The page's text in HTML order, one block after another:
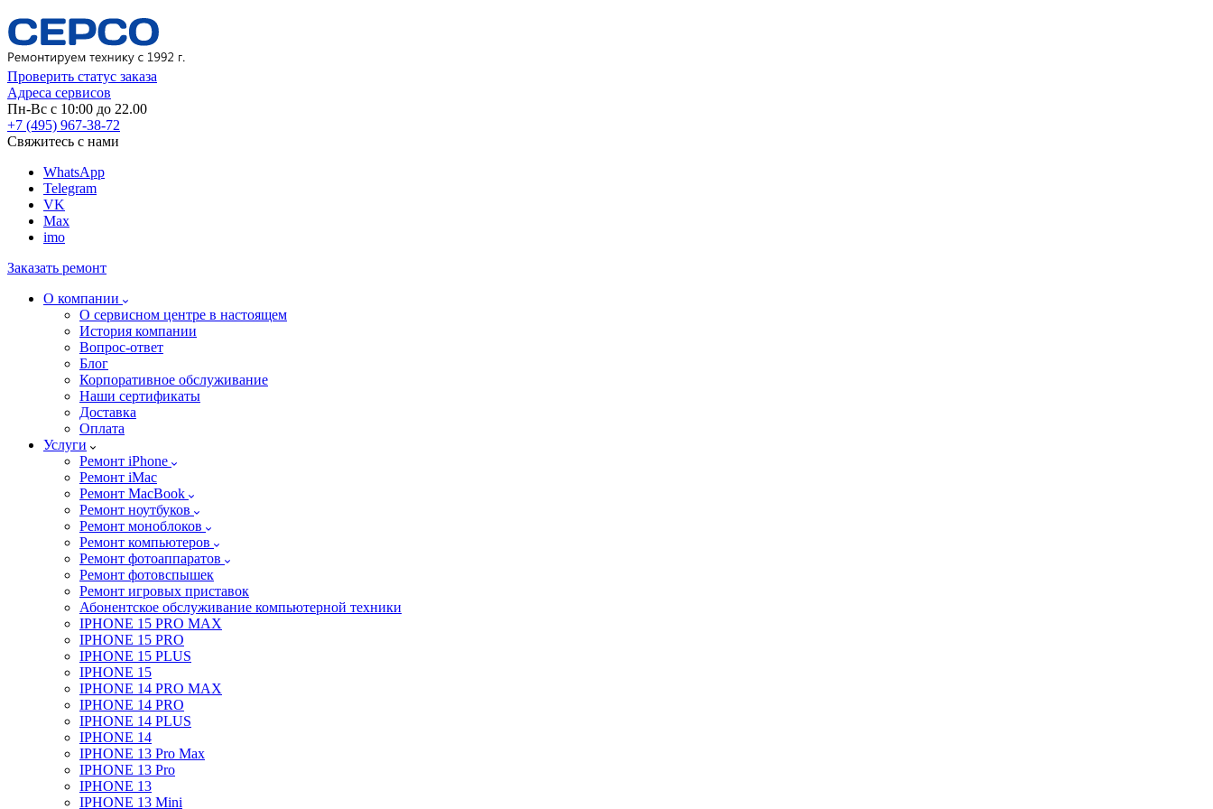
Проверить статус заказа
Адреса сервисов
Пн-Вс с 10:00 до 22.00
+7 (495) 967-38-72
Свяжитесь с нами
WhatsApp
Telegram
VK
Max
imo
Заказать ремонт
О компании
О сервисном центре в настоящем
История компании
Вопрос-ответ
Блог
Корпоративное обслуживание
Наши сертификаты
Доставка
Оплата
Услуги
Ремонт iPhone
Ремонт iMac
Ремонт MacBook
Ремонт ноутбуков
Ремонт моноблоков
Ремонт компьютеров
Ремонт фотоаппаратов
Ремонт фотовспышек
Ремонт игровых приставок
Абонентское обслуживание компьютерной техники
IPHONE 15 PRO MAX
IPHONE 15 PRO
IPHONE 15 PLUS
IPHONE 15
IPHONE 14 PRO MAX
IPHONE 14 PRO
IPHONE 14 PLUS
IPHONE 14
IPHONE 13 Pro Max
IPHONE 13 Pro
IPHONE 13
IPHONE 13 Mini